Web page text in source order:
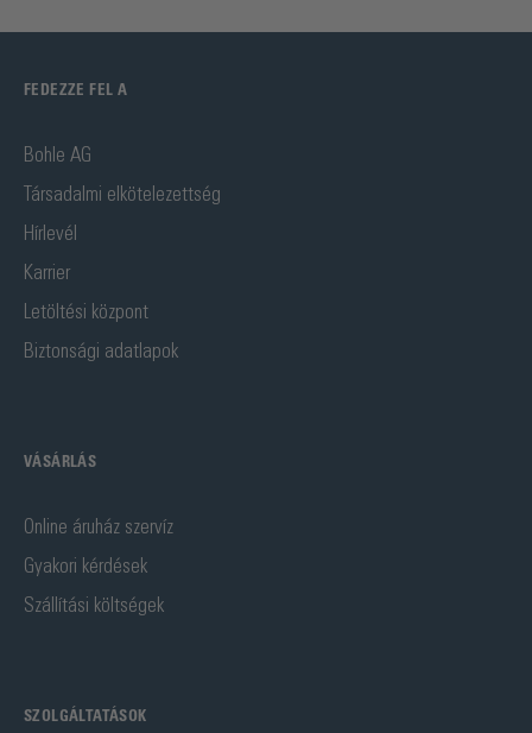
FEDEZZE FEL A
Bohle AG
Társadalmi elkötelezettség
Hírlevél
Karrier
Letöltési központ
Biztonsági adatlapok
VÁSÁRLÁS
Online áruház szervíz
Gyakori kérdések
Szállítási költségek
SZOLGÁLTATÁSOK